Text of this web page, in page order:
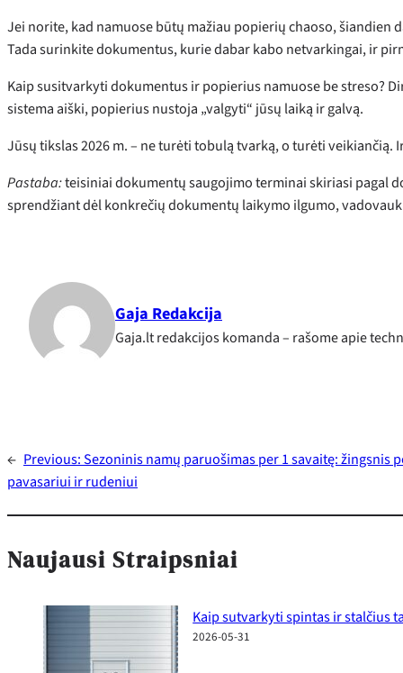
Jei norite, kad namuose būtų mažiau popierių chaoso,
Tada surinkite dokumentus, kurie dabar kabo netvarkingai, ir
Kaip susitvarkyti dokumentus ir popierius namuose be streso?
sistema aiški, popierius nustoja „valgyti“ jūsų laiką ir galvą.
Jūsų tikslas 2026 m. – ne turėti tobulą tvarką, o turėti
Pastaba:teisiniai dokumentų saugojimo terminai skiriasi pagal
sprendžiant dėl konkrečių dokumentų laikymo ilgumo,
Gaja Redakcija
Gaja.lt redakcijos komanda – rašome apie
← Previous:Sezoninis namų paruošimas per 1 savaitę: žingsnis
pavasariui ir rudeniui
Naujausi Straipsniai
Kaip sutvarkyti spintas ir stalčius
2026-05-31